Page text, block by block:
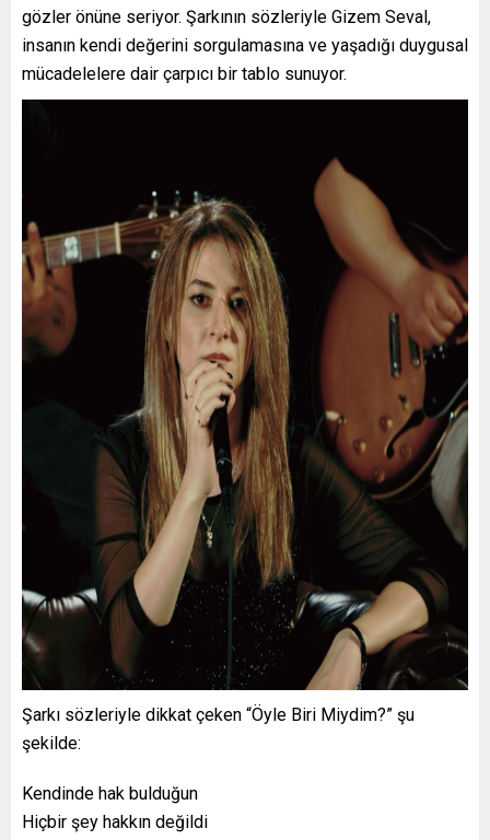
gözler önüne seriyor. Şarkının sözleriyle Gizem Seval,
insanın kendi değerini sorgulamasına ve yaşadığı duygusal
mücadelelere dair çarpıcı bir tablo sunuyor.
Şarkı sözleriyle dikkat çeken “Öyle Biri Miydim?” şu
şekilde:
Kendinde hak bulduğun
Hiçbir şey hakkın değildi